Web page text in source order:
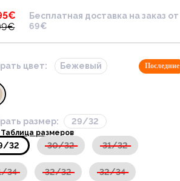
€
€
Бесплатная доставка на заказ от
69€
цвет: Бежевый Последние
размер: 29/32
Таблица размеров
32 30/32 31/32
34 32/32 32/34